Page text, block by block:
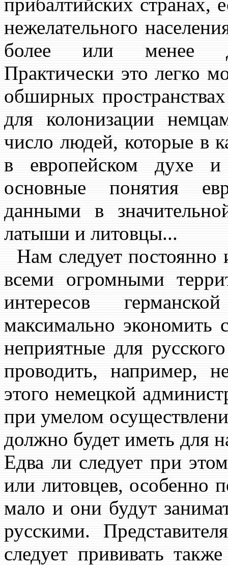
нежелательного
более или менее
Практически это легко
обширных
для колонизации
число людей, которые в
в европейском духе
основные понятия
данными в
латыши и литовцы...
Нам следует постоянно
всеми огромными
интересов
максимально экономить
неприятные для
проводить, например,
этого немецкой
при умелом
должно будет иметь для
Едва ли следует при
или литовцев, особенно
мало и они будут
русскими.
следует прививать